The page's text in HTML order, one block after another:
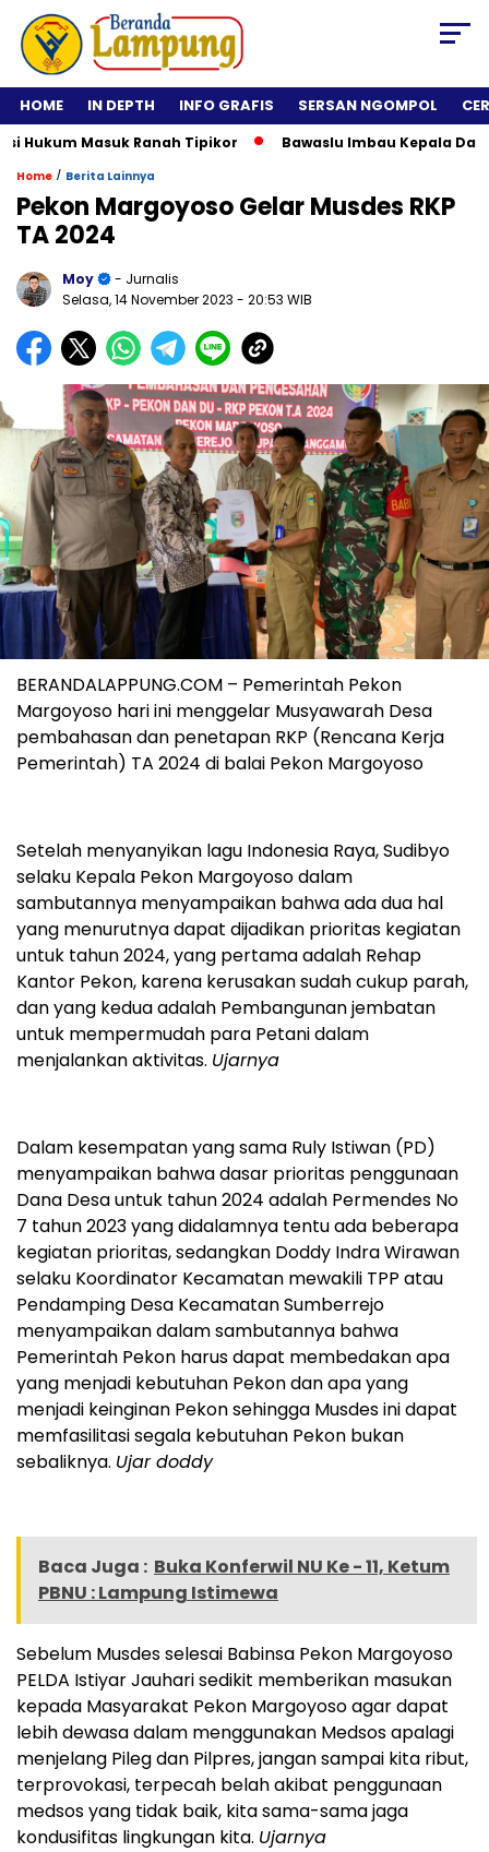
HOME IN DEPTH INFO GRAFIS SERSAN NGOMPOL
Masuk Ranah Tipikor Bawaslu Imbau Kepala Daerah
Home / Berita Lainnya
Pekon Margoyoso Gelar Musdes RKP
TA 2024
Moy
- Jurnalis
Selasa, 14 November 2023 - 20:53 WIB
BERANDALAPPUNG.COM – Pemerintah Pekon
Margoyoso hari ini menggelar Musyawarah Desa
pembahasan dan penetapan RKP (Rencana Kerja
Pemerintah) TA 2024 di balai Pekon Margoyoso
Setelah menyanyikan lagu Indonesia Raya, Sudibyo
selaku Kepala Pekon Margoyoso dalam
sambutannya menyampaikan bahwa ada dua hal
yang menurutnya dapat dijadikan prioritas kegiatan
untuk tahun 2024, yang pertama adalah Rehap
Kantor Pekon, karena kerusakan sudah cukup parah,
dan yang kedua adalah Pembangunan jembatan
untuk mempermudah para Petani dalam
menjalankan aktivitas. Ujarnya
Dalam kesempatan yang sama Ruly Istiwan (PD)
menyampaikan bahwa dasar prioritas penggunaan
Dana Desa untuk tahun 2024 adalah Permendes No
7 tahun 2023 yang didalamnya tentu ada beberapa
kegiatan prioritas, sedangkan Doddy Indra Wirawan
selaku Koordinator Kecamatan mewakili TPP atau
Pendamping Desa Kecamatan Sumberrejo
menyampaikan dalam sambutannya bahwa
Pemerintah Pekon harus dapat membedakan apa
yang menjadi kebutuhan Pekon dan apa yang
menjadi keinginan Pekon sehingga Musdes ini dapat
memfasilitasi segala kebutuhan Pekon bukan
sebaliknya. Ujar doddy
Baca Juga : Buka Konferwil NU Ke - 11, Ketum
PBNU : Lampung Istimewa
Sebelum Musdes selesai Babinsa Pekon Margoyoso
PELDA Istiyar Jauhari sedikit memberikan masukan
kepada Masyarakat Pekon Margoyoso agar dapat
lebih dewasa dalam menggunakan Medsos apalagi
menjelang Pileg dan Pilpres, jangan sampai kita ribut,
terprovokasi, terpecah belah akibat penggunaan
medsos yang tidak baik, kita sama-sama jaga
kondusifitas lingkungan kita. Ujarnya